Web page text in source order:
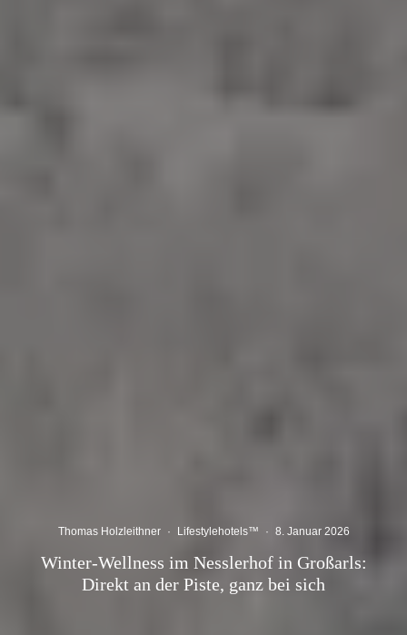
Thomas Holzleithner · Lifestylehotels™ · 8. Januar 2026
Winter-Wellness im Nesslerhof in Großarls:
Direkt an der Piste, ganz bei sich